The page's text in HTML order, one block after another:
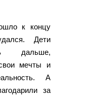
к концу
Дети
дальше,
мечты и
А
за